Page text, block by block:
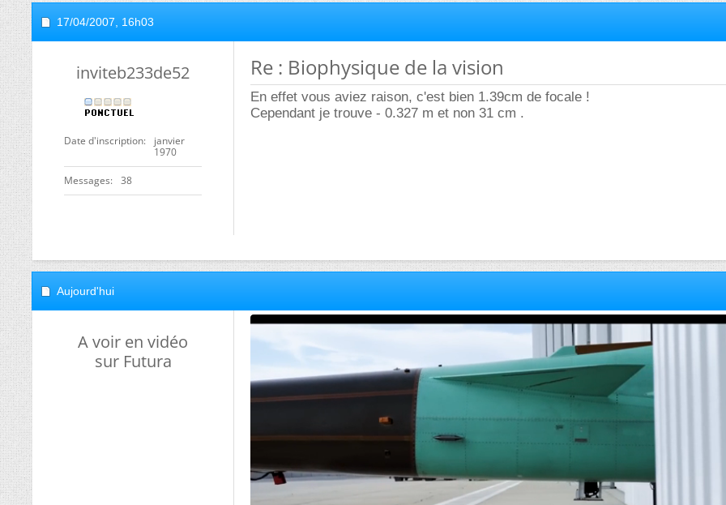
17/04/2007, 16h03
inviteb233de52
Date d'inscription
janvier
1970
Messages 38
Re : Biophysique de la vision
En effet vous aviez raison, c'est bien 1.39cm de focale !
Cependant je trouve - 0.327 m et non 31 cm .
Aujourd'hui
A voir en vidéo
sur Futura